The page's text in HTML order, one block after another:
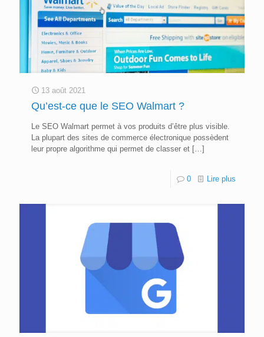
13 août 2021
Qu’est-ce que le SEO Walmart ?
Le SEO Walmart permet à vos produits d’être plus visible.
La plupart des sites de commerce électronique possèdent
leur propre algorithme qui permet de classer et […]
0 Lire plus